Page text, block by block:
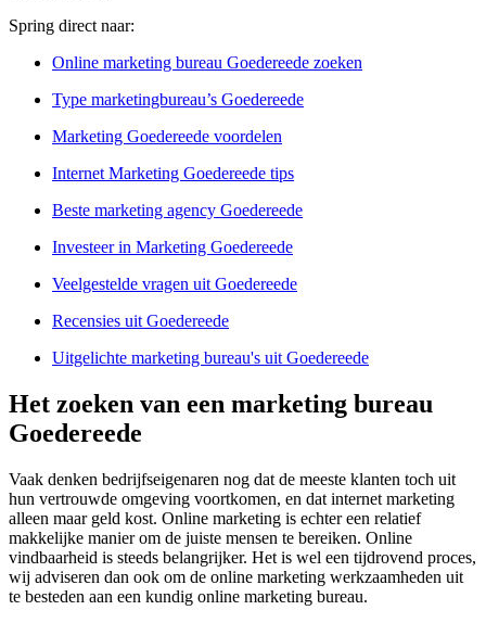
Spring direct naar:
Online marketing bureau Goedereede zoeken
Type marketingbureau’s Goedereede
Marketing Goedereede voordelen
Internet Marketing Goedereede tips
Beste marketing agency Goedereede
Investeer in Marketing Goedereede
Veelgestelde vragen uit Goedereede
Recensies uit Goedereede
Uitgelichte marketing bureau's uit Goedereede
Het zoeken van een marketing bureau
Goedereede
Vaak denken bedrijfseigenaren nog dat de meeste klanten toch uit
hun vertrouwde omgeving voortkomen, en dat internet marketing
alleen maar geld kost. Online marketing is echter een relatief
makkelijke manier om de juiste mensen te bereiken. Online
vindbaarheid is steeds belangrijker. Het is wel een tijdrovend proces,
wij adviseren dan ook om de online marketing werkzaamheden uit
te besteden aan een kundig online marketing bureau.